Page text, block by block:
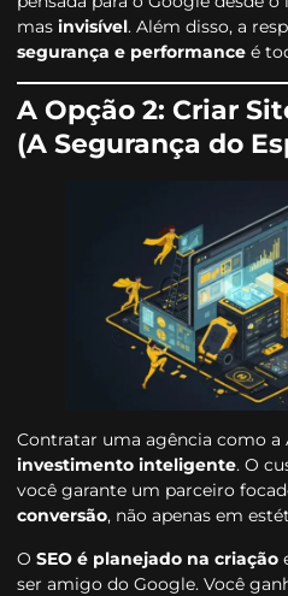
mas invisível. Além disso, a
segurança e performance é
A Opção 2: Criar
(A Segurança do
Contratar uma agência como
investimento inteligente. O
você garante um parceiro
conversão, não apenas em
O SEO é planejado na criação
ser amigo do Google. Você